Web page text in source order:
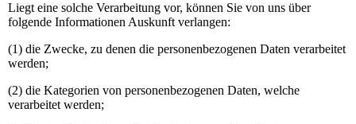
Liegt eine solche Verarbeitung vor, können Sie von uns über
folgende Informationen Auskunft verlangen:
(1) die Zwecke, zu denen die personenbezogenen Daten verarbeitet
werden;
(2) die Kategorien von personenbezogenen Daten, welche
verarbeitet werden;